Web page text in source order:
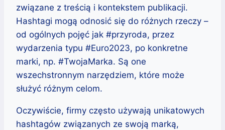
związane z treścią i kontekstem publikacji.
Hashtagi mogą odnosić się do różnych rzeczy –
od ogólnych pojęć jak #przyroda, przez
wydarzenia typu #Euro2023, po konkretne
marki, np. #TwojaMarka. Są one
wszechstronnym narzędziem, które może
służyć różnym celom.
Oczywiście, firmy często używają unikatowych
hashtagów związanych ze swoją marką,